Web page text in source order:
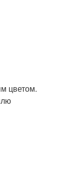
цветом.